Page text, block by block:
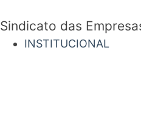
Sindicato das
INSTITUCIONAL